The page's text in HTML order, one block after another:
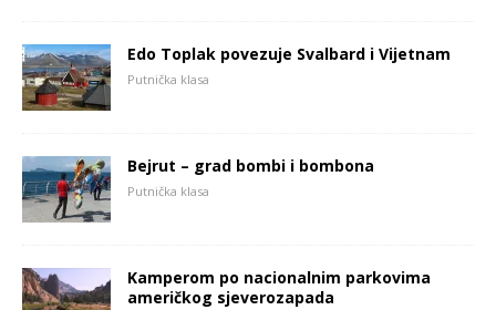
Edo Toplak povezuje Svalbard i Vijetnam
Putnička klasa
Bejrut – grad bombi i bombona
Putnička klasa
Kamperom po nacionalnim parkovima
američkog sjeverozapada